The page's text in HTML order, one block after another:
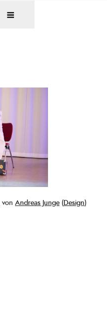
von Andreas Junge (Design)